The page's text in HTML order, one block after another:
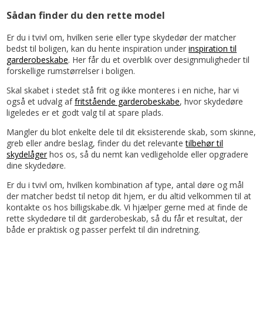
Sådan finder du den rette model
Er du i tvivl om, hvilken serie eller type skydedør der matcher
bedst til boligen, kan du hente inspiration underinspiration til
garderobeskabe. Her får du et overblik over designmuligheder til
forskellige rumstørrelser i boligen.
Skal skabet i stedet stå frit og ikke monteres i en niche, har vi
også et udvalg affritstående garderobeskabe, hvor skydedøre
ligeledes er et godt valg til at spare plads.
Mangler du blot enkelte dele til dit eksisterende skab, som skinne,
greb eller andre beslag, finder du det relevantetilbehør til
skydelågerhos os, så du nemt kan vedligeholde eller opgradere
dine skydedøre.
Er du i tvivl om, hvilken kombination af type, antal døre og mål
der matcher bedst til netop dit hjem, er du altid velkommen til at
kontakte os hos billigskabe.dk. Vi hjælper gerne med at finde de
rette skydedøre til dit garderobeskab, så du får et resultat, der
både er praktisk og passer perfekt til din indretning.